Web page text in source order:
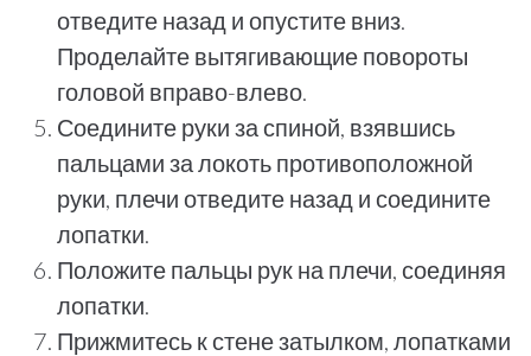
отведите назад и опустите вниз.
Проделайте вытягивающие повороты
головой вправо-влево.
Соедините руки за спиной, взявшись
пальцами за локоть противоположной
руки, плечи отведите назад и соедините
лопатки.
Положите пальцы рук на плечи, соединяя
лопатки.
Прижмитесь к стене затылком, лопатками